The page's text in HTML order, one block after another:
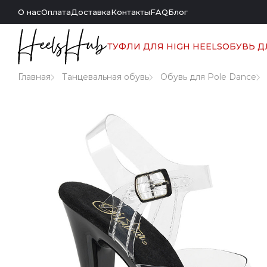
О насОплатаДоставкаКонтактыFAQБлог
ТУФЛИ ДЛЯ HIGH HEELSОБУВЬ
Главная Танцевальная обувь Обувь для Pole Dance